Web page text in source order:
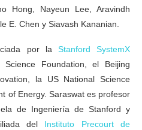
Hong, Nayeun Lee, Aravindh
E. Chen y Siavash Kananian.
por la Stanford SystemX
Foundation, el Beijing
la US National Science
of Energy. Saraswat es profesor
de Ingeniería de Stanford y
del Instituto Precourt de